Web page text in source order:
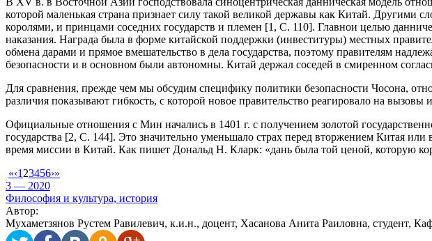
которой маленькая страна признает силу такой великой державы как Китай. Другими
королями, и принцами соседних государств и племен [1, С. 110]. Главнои целью
наказания. Награда была в форме китайской поддержки (инвеституры) местных
обмена дарами и прямое вмешательство в дела государства, поэтому правителям
безопасности и в основном были автономны. Китай держал соседей в смиренном
Для сравнения, прежде чем мы обсудим специфику политики безопасности Чосона,
различия показывают гибкость, с которой новое правительство реагировало на
Официальные отношения с Мин начались в 1401 г. с получением золотой
государства [2, С. 144]. Это значительно уменьшало страх перед вторжением Китая
время миссии в Китай. Как пишет Дональд Н. Кларк: «дань была той ценой, которую
«‹1 23456›»
3 — 2020
Философия и культура, история
Автор:
Мухаметзянов Рустем Равилевич, к.и.н., доцент, Хасанова Анита Раиловна, студент,